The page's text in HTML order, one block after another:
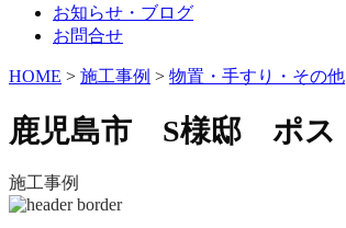
お知らせ・ブログ
お問合せ
HOME > 施工事例 > 物置・手すり・その他
鹿児島市 S様邸 ポス
施工事例